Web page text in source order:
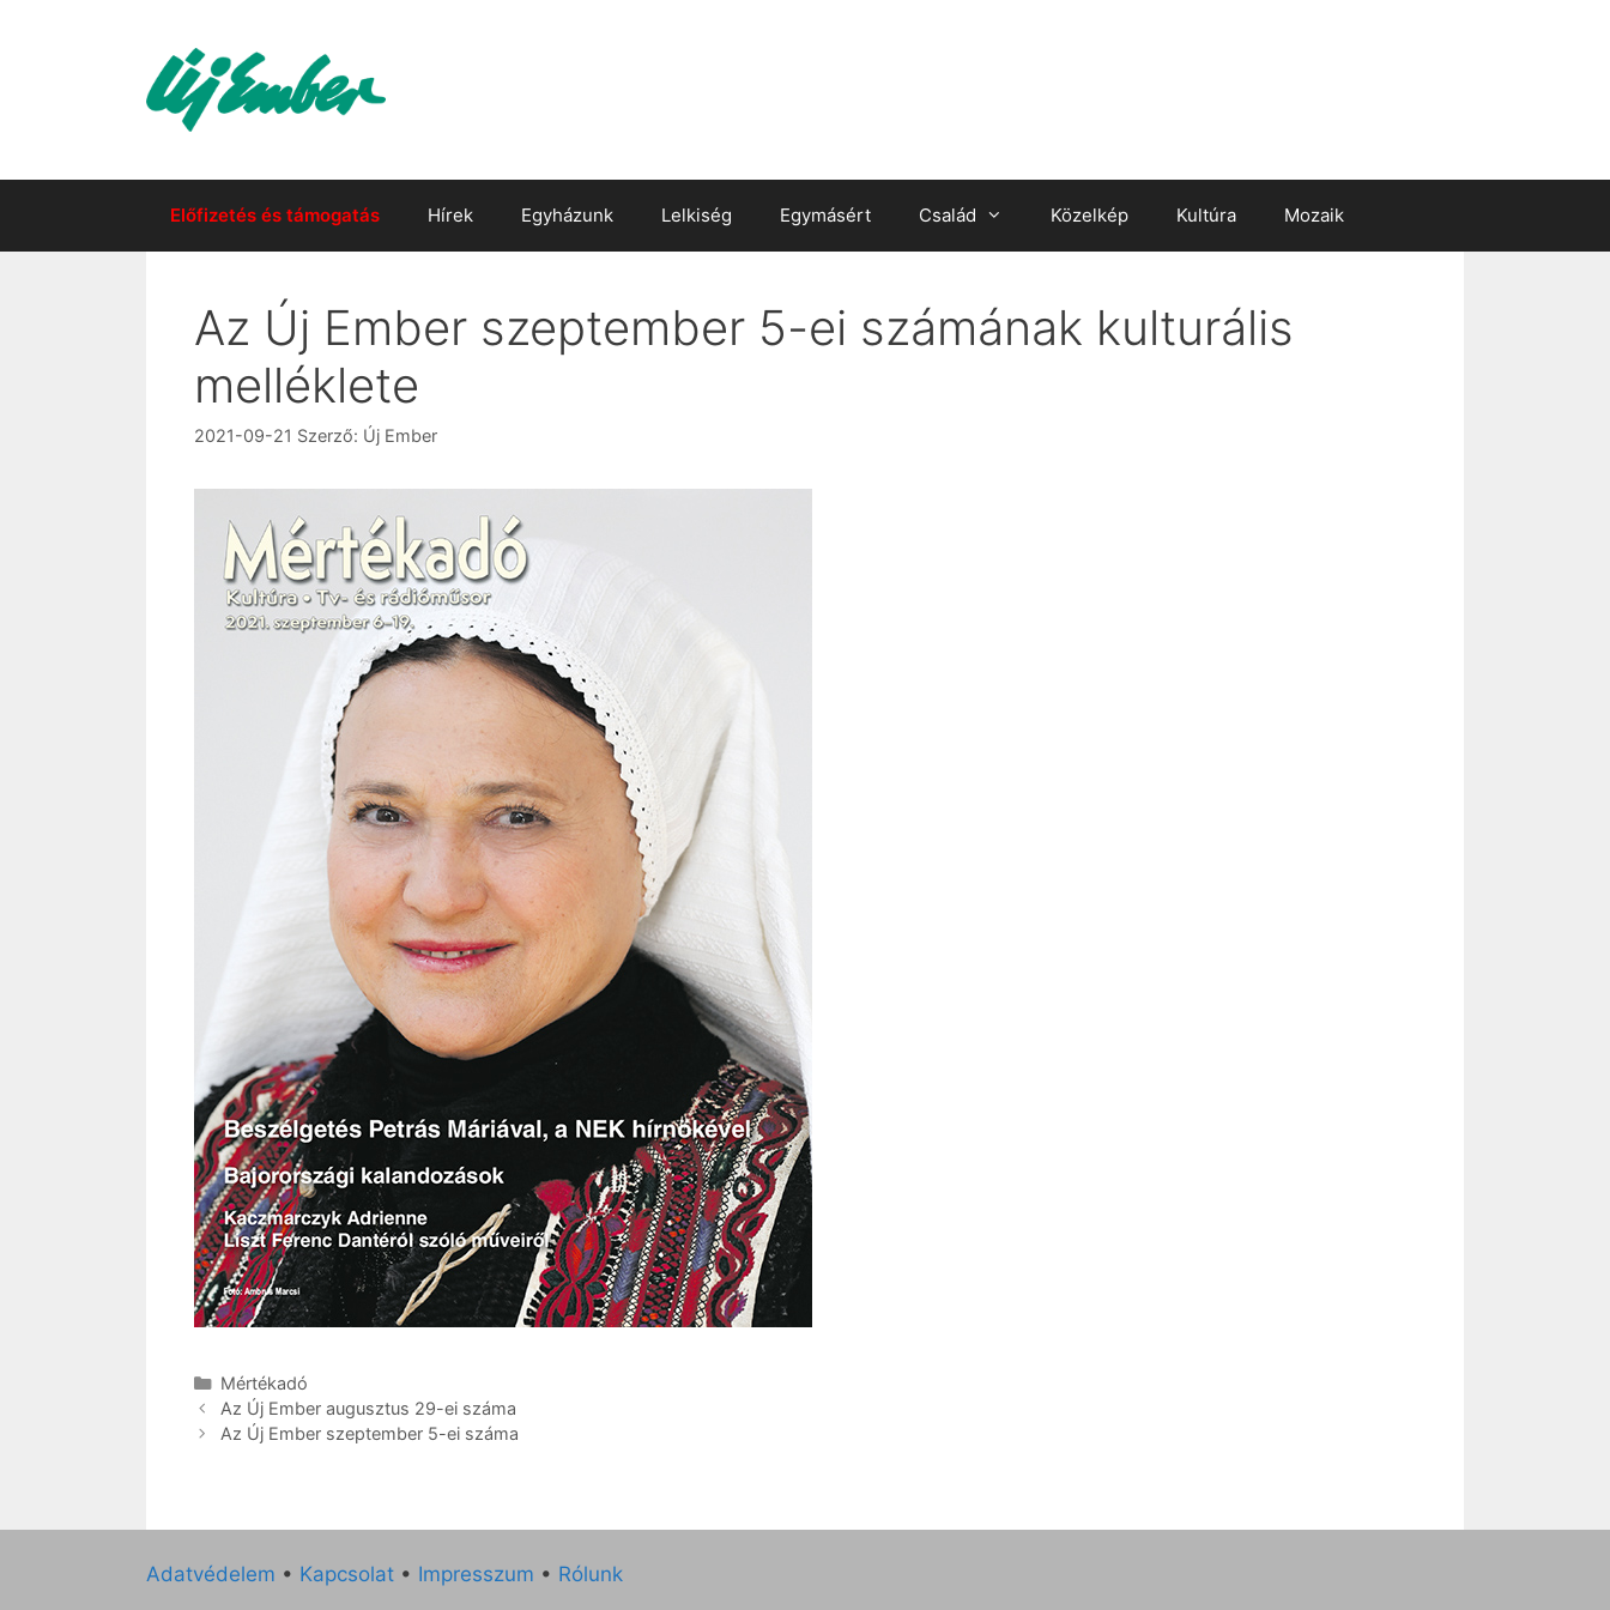
Előfizetés és támogatás Hírek Egyházunk Lelkiség Egymásért Család Közelkép Kultúra Mozaik
Az Új Ember szeptember 5-ei számának kulturális
melléklete
2021-09-21 Szerző: Új Ember
Kategória
Mértékadó
Az Új Ember augusztus 29-ei száma
Az Új Ember szeptember 5-ei száma
Adatvédelem • Kapcsolat • Impresszum • Rólunk